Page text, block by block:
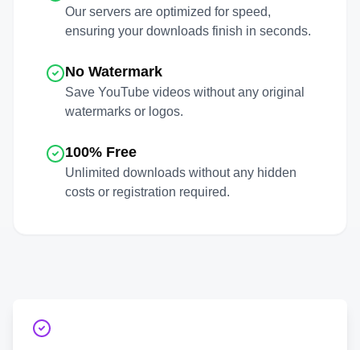
Our servers are optimized for speed,
ensuring your downloads finish in seconds.
No Watermark
Save YouTube videos without any original
watermarks or logos.
100% Free
Unlimited downloads without any hidden
costs or registration required.